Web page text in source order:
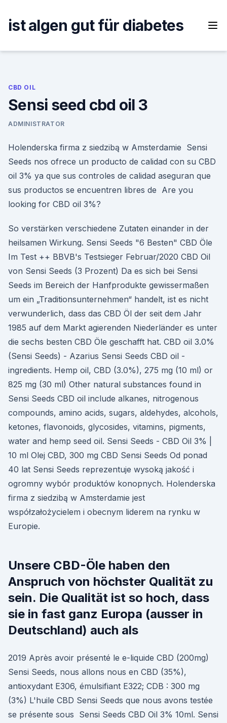
content
ist algen gut für diabetes
CBD OIL
Sensi seed cbd oil 3
ADMINISTRATOR
Holenderska firma z siedzibą w Amsterdamie Sensi
Seeds nos ofrece un producto de calidad con su CBD
oil 3% ya que sus controles de calidad aseguran que
sus productos se encuentren libres de Are you
looking for CBD oil 3%?
So verstärken verschiedene Zutaten einander in der
heilsamen Wirkung. Sensi Seeds "6 Besten" CBD Öle
Im Test ++ BBVB's Testsieger Februar/2020 CBD Oil
von Sensi Seeds (3 Prozent) Da es sich bei Sensi
Seeds im Bereich der Hanfprodukte gewissermaßen
um ein „Traditionsunternehmen“ handelt, ist es nicht
verwunderlich, dass das CBD Öl der seit dem Jahr
1985 auf dem Markt agierenden Niederländer es unter
die sechs besten CBD Öle geschafft hat. CBD oil 3.0%
(Sensi Seeds) - Azarius Sensi Seeds CBD oil -
ingredients. Hemp oil, CBD (3.0%), 275 mg (10 ml) or
825 mg (30 ml) Other natural substances found in
Sensi Seeds CBD oil include alkanes, nitrogenous
compounds, amino acids, sugars, aldehydes, alcohols,
ketones, flavonoids, glycosides, vitamins, pigments,
water and hemp seed oil. Sensi Seeds - CBD Oil 3% |
10 ml Olej CBD, 300 mg CBD Sensi Seeds Od ponad
40 lat Sensi Seeds reprezentuje wysoką jakość i
ogromny wybór produktów konopnych. Holenderska
firma z siedzibą w Amsterdamie jest
współzałożycielem i obecnym liderem na rynku w
Europie.
Unsere CBD-Öle haben den
Anspruch von höchster Qualität zu
sein. Die Qualität ist so hoch, dass
sie in fast ganz Europa (ausser in
Deutschland) auch als
2019 Après avoir présenté le e-liquide CBD (200mg)
Sensi Seeds, nous allons nous en CBD (35%),
antioxydant E306, émulsifiant E322; CDB : 300 mg
(3%) L'huile CBD Sensi Seeds que nous avons testée
se présente sous Sensi Seeds CBD Oil 3% 10ml. Sensi